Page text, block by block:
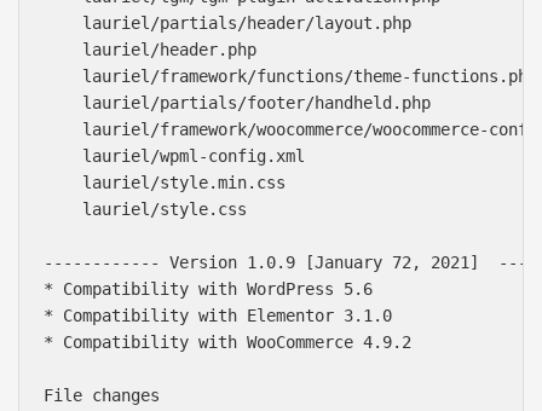
    lauriel/partials/header/layout.php
    lauriel/header.php
    lauriel/framework/functions/theme-functions.php
    lauriel/partials/footer/handheld.php
lauriel/framework/woocommerce/woocommerce-
    lauriel/wpml-config.xml
    lauriel/style.min.css
    lauriel/style.css
------------ Version 1.0.9 [January 72, 2021]
* Compatibility with WordPress 5.6
* Compatibility with Elementor 3.1.0
* Compatibility with WooCommerce 4.9.2
File changes